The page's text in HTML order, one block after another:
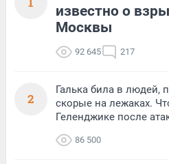
известно о
Москвы
92 645 217
2
Галька била в людей,
скорые на лежаках.
Геленджике после
86 500